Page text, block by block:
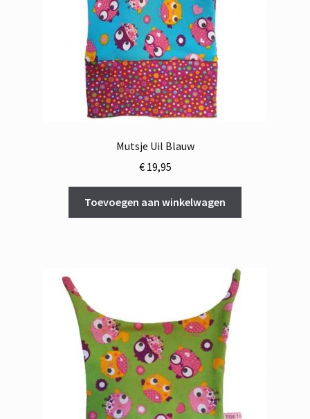
Mutsje Uil Blauw
€19,95
Toevoegen aan winkelwagen